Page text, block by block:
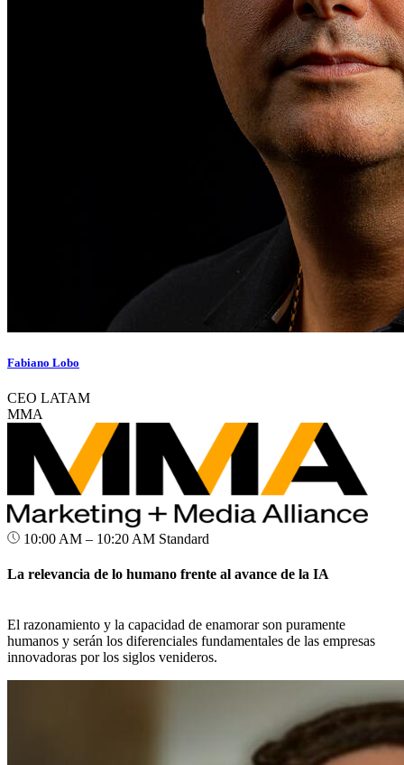
Fabiano Lobo
CEO LATAM
MMA
10:00 AM – 10:20 AM Standard
La relevancia de lo humano frente al avance de la IA
El razonamiento y la capacidad de enamorar son puramente
humanos y serán los diferenciales fundamentales de las empresas
innovadoras por los siglos venideros.